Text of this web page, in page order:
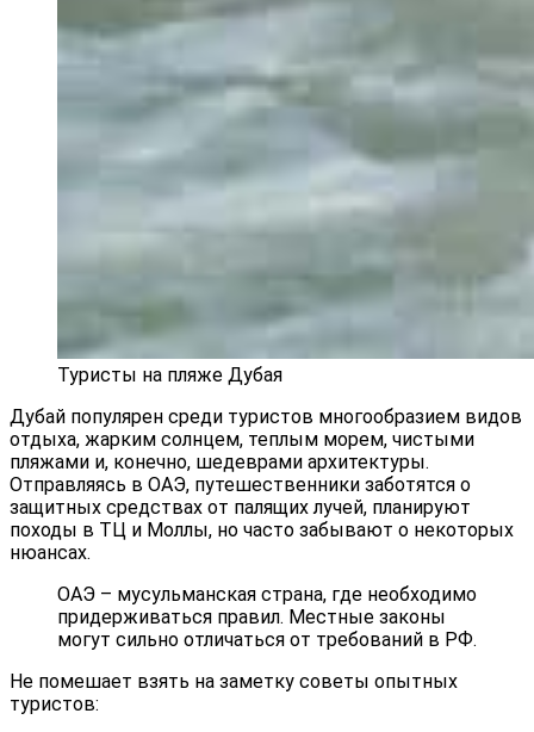
Туристы на пляже Дубая
Дубай популярен среди туристов многообразием видов
отдыха, жарким солнцем, теплым морем, чистыми
пляжами и, конечно, шедеврами архитектуры.
Отправляясь в ОАЭ, путешественники заботятся о
защитных средствах от палящих лучей, планируют
походы в ТЦ и Моллы, но часто забывают о некоторых
нюансах.
ОАЭ – мусульманская страна, где необходимо
придерживаться правил. Местные законы
могут сильно отличаться от требований в РФ.
Не помешает взять на заметку советы опытных
туристов: